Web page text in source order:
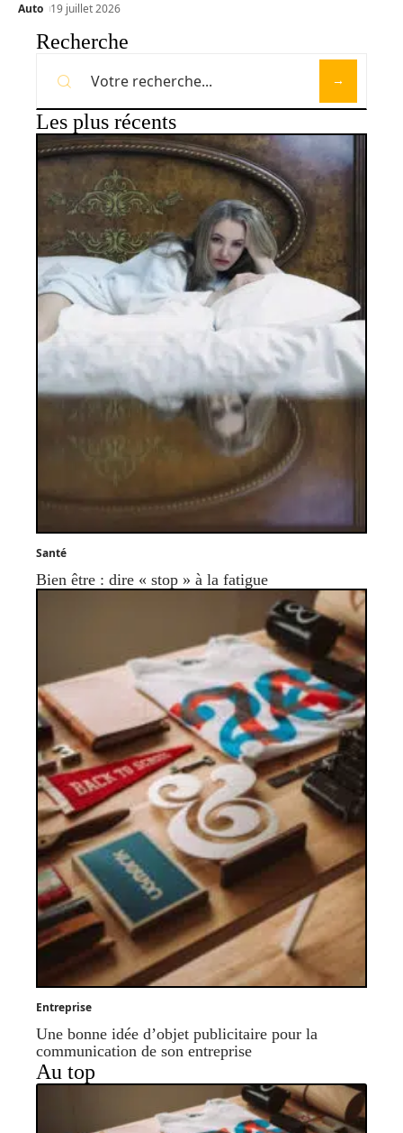
Auto 19 juillet 2026
Recherche
Les plus récents
Santé
Bien être : dire « stop » à la fatigue
Entreprise
Une bonne idée d’objet publicitaire pour la
communication de son entreprise
Au top